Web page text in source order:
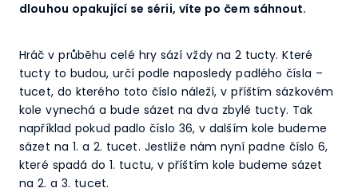
dlouhou opakující se sérii, víte po čem sáhnout.
Hráč v průběhu celé hry sází vždy na 2 tucty. Které
tucty to budou, určí podle naposledy padlého čísla –
tucet, do kterého toto číslo náleží, v příštím sázkovém
kole vynechá a bude sázet na dva zbylé tucty. Tak
například pokud padlo číslo 36, v dalším kole budeme
sázet na 1. a 2. tucet. Jestliže nám nyní padne číslo 6,
které spadá do 1. tuctu, v příštím kole budeme sázet
na 2. a 3. tucet.